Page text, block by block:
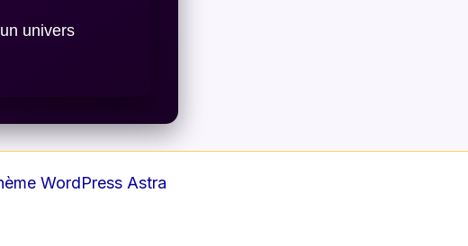
univers
WordPress Astra